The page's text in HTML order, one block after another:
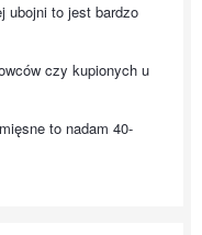
ubojni to jest bardzo
czy kupionych u
to nadam 40-